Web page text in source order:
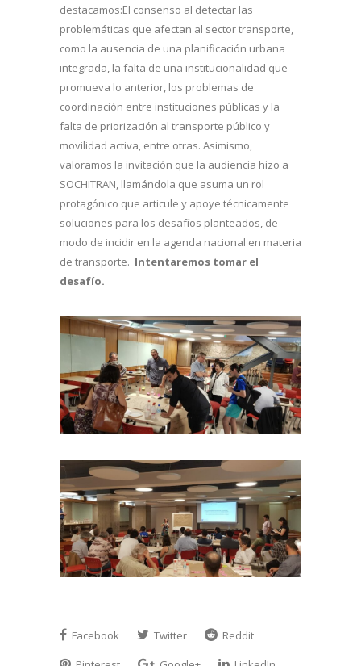
destacamos:El consenso al detectar las
problemáticas que afectan al sector transporte,
como la ausencia de una planificación urbana
integrada, la falta de una institucionalidad que
promueva lo anterior, los problemas de
coordinación entre instituciones públicas y la
falta de priorización al transporte público y
movilidad activa, entre otras. Asimismo,
valoramos la invitación que la audiencia hizo a
SOCHITRAN, llamándola que asuma un rol
protagónico que articule y apoye técnicamente
soluciones para los desafíos planteados, de
modo de incidir en la agenda nacional en materia
de transporte. Intentaremos tomar el
desafío.
Facebook Twitter
Reddit